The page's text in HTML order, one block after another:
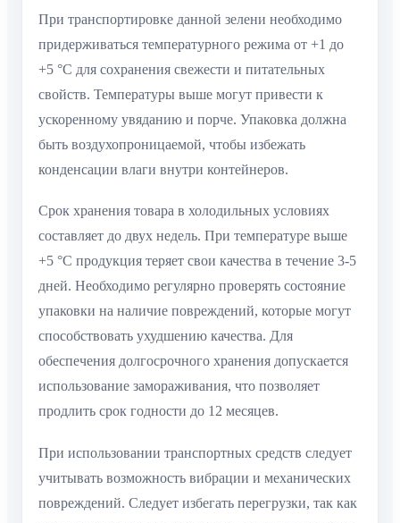
При транспортировке данной зелени необходимо
придерживаться температурного режима от +1 до
+5 °C для сохранения свежести и питательных
свойств. Температуры выше могут привести к
ускоренному увяданию и порче. Упаковка должна
быть воздухопроницаемой, чтобы избежать
конденсации влаги внутри контейнеров.
Срок хранения товара в холодильных условиях
составляет до двух недель. При температуре выше
+5 °C продукция теряет свои качества в течение 3-5
дней. Необходимо регулярно проверять состояние
упаковки на наличие повреждений, которые могут
способствовать ухудшению качества. Для
обеспечения долгосрочного хранения допускается
использование замораживания, что позволяет
продлить срок годности до 12 месяцев.
При использовании транспортных средств следует
учитывать возможность вибрации и механических
повреждений. Следует избегать перегрузки, так как